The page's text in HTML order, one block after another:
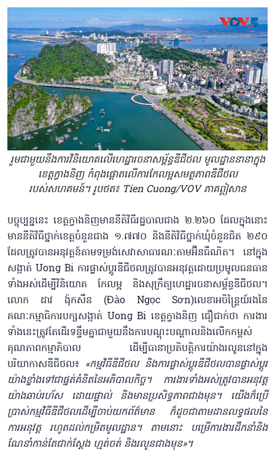
រួមជាមួយនឹងការវិនិយោគលើហេដ្ឋារចនាសម្ព័ន្ធឌីជីថល មូលដ្ឋាននានាក្នុង
ខេត្តក្វាងនិញ កំពុងផ្តោតលើការកែលម្អសមត្ថភាពឌីជីថល
របស់សហគមន៍។ រូបថត៖ Tien Cuong/VOV ភាគឦសាន
បច្ចុប្បន្ននេះ ខេត្តក្វាងនិញមាននីតិវិធីរដ្ឋបាលជាង ២.២៦០ ដែល​ក្នុង​នោះ
មាន​នីតិវិធី​ថ្នាក់ខេត្ត​ចំនួន​ជាង ១.៧៧០ និងនីតិវិធី​ថ្នាក់ឃុំចំនួន​ជិត ២៩០
ដែលត្រូវបាន​អនុវត្តន៍តាមទម្រង់សេវាសាធារណៈ​តាម​អ៊ីនធឺណិត។ នៅក្នុង
សង្កាត់ Uong Bi ការផ្លាស់ប្តូរឌីជីថលត្រូវបានអនុវត្តដោយប្រមូល​ធនធាន​
ទាំងអស់ដើម្បីវិនិយោគ កែលម្អ និង​សុក្រឹត្យហេដ្ឋារចនាសម្ព័ន្ធឌីជីថល។
លោក ដាវ ង៉ុកសឺន (Đào Ngọc Sơn)​លេខាអចិន្ត្រៃយ៍រង​នៃ
គណៈកម្មាធិការបក្សសង្កាត់ Uong Bi ខេត្តក្វាងនិញ ជឿជាក់ថា ការងារ
ទាំងនេះត្រូវតែ​ដើរទន្ទឹមគ្នាជាមួយ​នឹង​ការបណ្តុះបណ្តាលនិង​លើកកម្ពស់
គុណភាពកម្មាភិបាល ដើម្បីធានាប្រតិបត្តិការ​យ៉ាងរលូន​នៅក្នុង
បរិយាកាសឌីជីថល៖ «កម្មវិធីឌីជីថល និងការផ្លាស់ប្តូរឌីជីថលបានផ្លាស់ប្តូរ
យ៉ាងខ្លាំងទៅជាផ្នត់គំនិត​នៃ​​អភិបាល​កិច្ច។ ការងារទាំងអស់ត្រូវបានអនុវត្ត
យ៉ាងឆាប់​រហ័ស ដោយផ្ទាល់ និងមានប្រសិទ្ធភាពជាងមុន។ យើងក៏ប្រើ
ប្រាស់កម្មវិធីឌីជីថលដើម្បីចាប់​យកព័ត៌មាន ក៏ដូចជាតាមដានលទ្ធផលនៃ
ការអនុវត្ត រហូតដល់កម្រិតមូលដ្ឋាន​។ តាមនោះ បម្រើការងារដឹកនាំនិង
ណែនាំកាន់តែជាក់ស្តែង ហ្មត់ចត់ និងរលូនជាងមុន»​។